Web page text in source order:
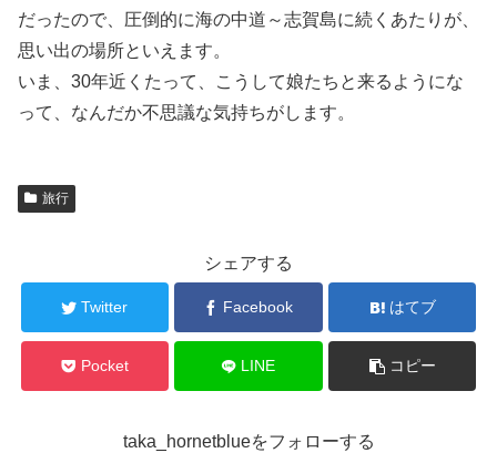
だったので、圧倒的に海の中道～志賀島に続くあたりが、
思い出の場所といえます。
いま、30年近くたって、こうして娘たちと来るようにな
って、なんだか不思議な気持ちがします。
旅行
シェアする
Twitter Facebook はてブ
Pocket LINE コピー
taka_hornetblueをフォローする